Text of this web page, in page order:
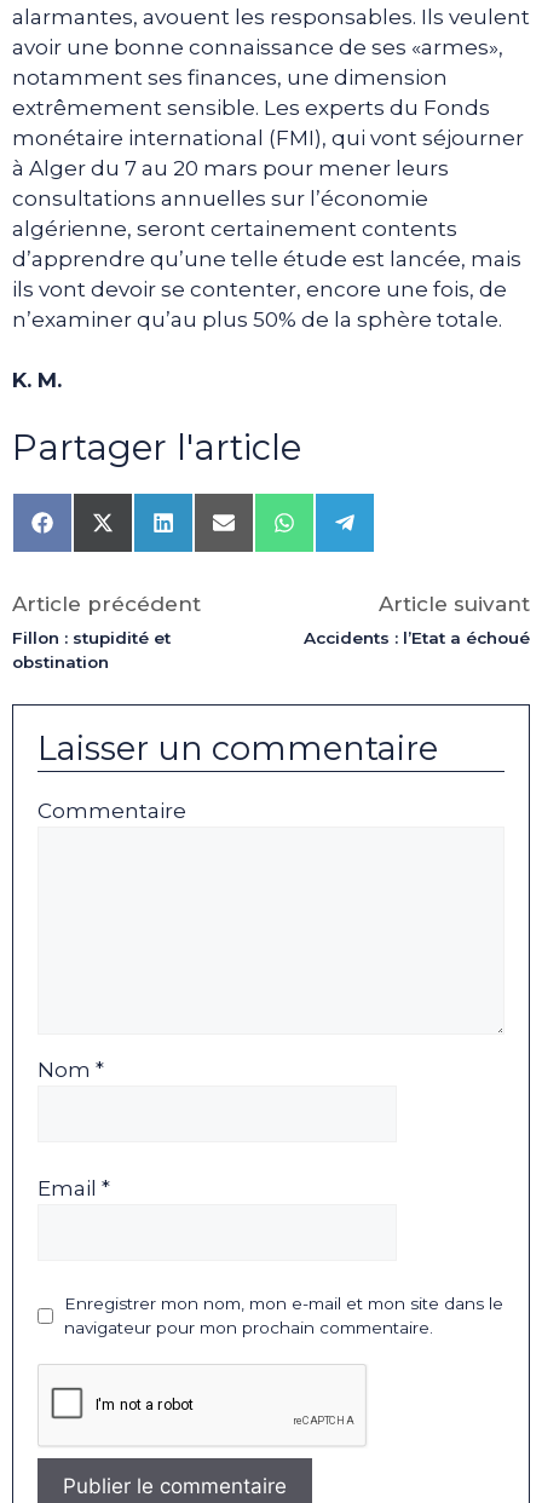
alarmantes, avouent les responsables. Ils veulent
avoir une bonne connaissance de ses «armes»,
notamment ses finances, une dimension
extrêmement sensible. Les experts du Fonds
monétaire international (FMI), qui vont séjourner
à Alger du 7 au 20 mars pour mener leurs
consultations annuelles sur l’économie
algérienne, seront certainement contents
d’apprendre qu’une telle étude est lancée, mais
ils vont devoir se contenter, encore une fois, de
n’examiner qu’au plus 50% de la sphère totale.
K. M.
Partager l'article
Share
on
Share
on
(Twitter)
Share
on
Share
on
Share
on
Share
on
Article précédent
Fillon : stupidité et
obstination
Article suivant
Accidents : l’Etat a échoué
Laisser un commentaire
Commentaire
Nom *
Email *
Enregistrer mon nom, mon e-mail et mon site dans le
navigateur pour mon prochain commentaire.